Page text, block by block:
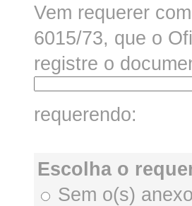
Vem requerer
6015/73, que o
registre o
requerendo:
Escolha o
Sem o(s)